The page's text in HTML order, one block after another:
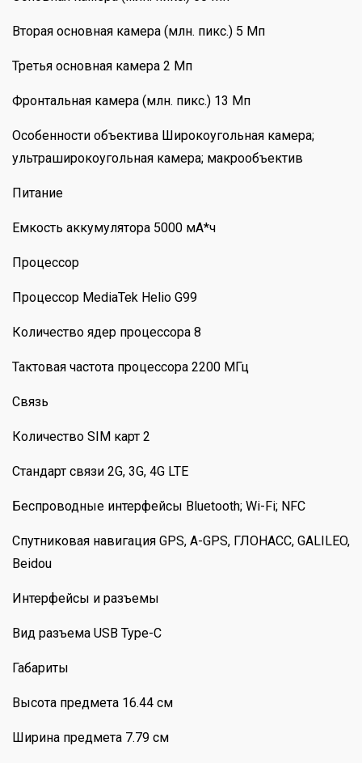
Вторая основная камера (млн. пикс.) 5 Мп
Третья основная камера 2 Мп
Фронтальная камера (млн. пикс.) 13 Мп
Особенности объектива Широкоугольная камера;
ультраширокоугольная камера; макрообъектив
Питание
Емкость аккумулятора 5000 мА*ч
Процессор
Процессор MediaTek Helio G99
Количество ядер процессора 8
Тактовая частота процессора 2200 МГц
Связь
Количество SIM карт 2
Стандарт связи 2G, 3G, 4G LTE
Беспроводные интерфейсы Bluetooth; Wi-Fi; NFC
Спутниковая навигация GPS, A-GPS, ГЛОНАСС, GALILEO,
Beidou
Интерфейсы и разъемы
Вид разъема USB Type-C
Габариты
Высота предмета 16.44 см
Ширина предмета 7.79 см